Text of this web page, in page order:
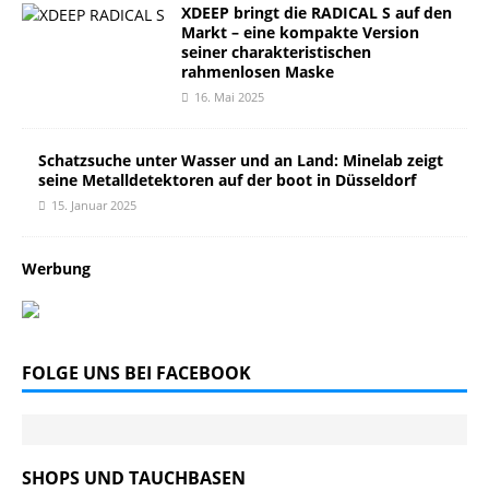
XDEEP bringt die RADICAL S auf den
Markt – eine kompakte Version
seiner charakteristischen
rahmenlosen Maske
16. Mai 2025
Schatzsuche unter Wasser und an Land: Minelab zeigt
seine Metalldetektoren auf der boot in Düsseldorf
15. Januar 2025
Werbung
FOLGE UNS BEI FACEBOOK
SHOPS UND TAUCHBASEN